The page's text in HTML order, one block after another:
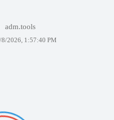
adm.tools
8/2026, 1:57:40 PM